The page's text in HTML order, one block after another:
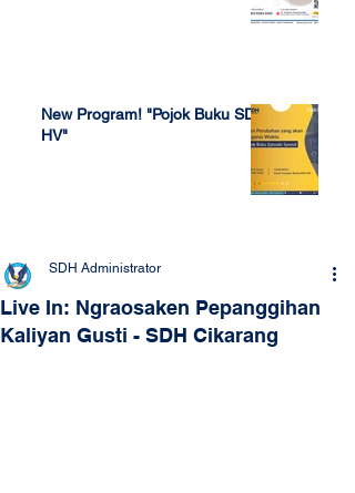
New Program! "Pojok Buku SDH
HV"
Live In: Ngraosaken Pepanggihan
Kaliyan Gusti - SDH Cikarang
SDH Administrator